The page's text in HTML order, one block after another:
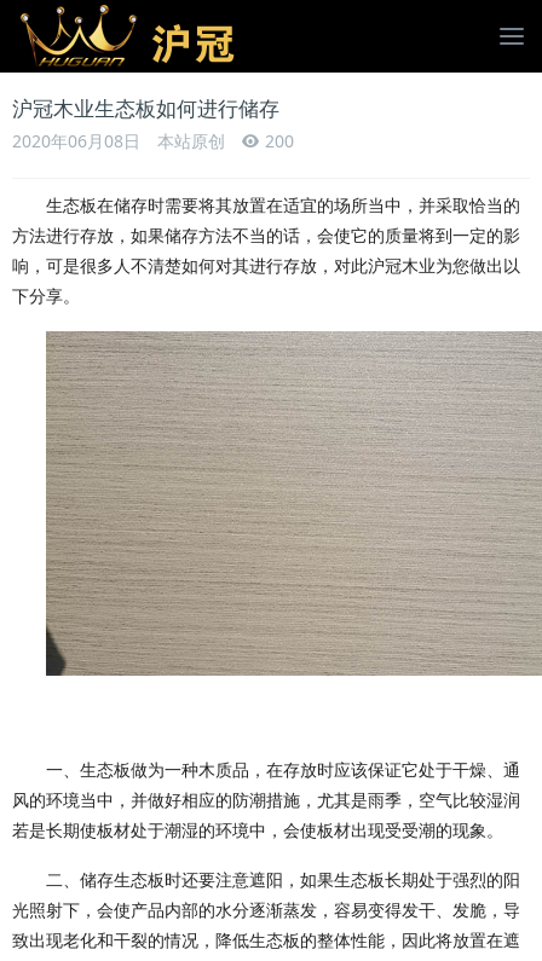
沪冠木业生态板如何进行储存
2020年06月08日
本站原创 200
生态板在储存时需要将其放置在适宜的场所当中，并采取恰当的
方法进行存放，如果储存方法不当的话，会使它的质量将到一定的影
响，可是很多人不清楚如何对其进行存放，对此沪冠木业为您做出以
下分享。
一、生态板做为一种木质品，在存放时应该保证它处于干燥、通
风的环境当中，并做好相应的防潮措施，尤其是雨季，空气比较湿润
若是长期使板材处于潮湿的环境中，会使板材出现受受潮的现象。
二、储存生态板时还要注意遮阳，如果生态板长期处于强烈的阳
光照射下，会使产品内部的水分逐渐蒸发，容易变得发干、发脆，导
致出现老化和干裂的情况，降低生态板的整体性能，因此将放置在遮